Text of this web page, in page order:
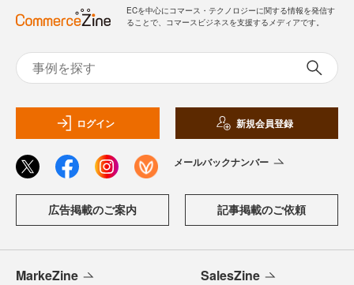
ECを中心にコマース・テクノロジーに関する情報を発信す
ることで、コマースビジネスを支援するメディアです。
ログイン 新規会員登録
メールバックナンバー
広告掲載のご案内 記事掲載のご依頼
MarkeZine SalesZine